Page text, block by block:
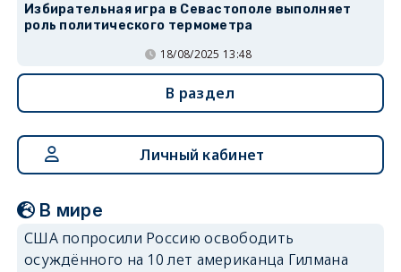
Избирательная игра в Севастополе выполняет
роль политического термометра
18/08/2025 13:48
В раздел
Личный кабинет
В мире
США попросили Россию освободить
осуждённого на 10 лет американца Гилмана